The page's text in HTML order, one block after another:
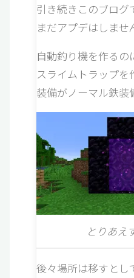
引き続きこのブログ
まだアプデはしませ
自動釣り機を作る
スライムトラップ
装備がノーマル鉄装
とりあえ
後々場所は移すとし